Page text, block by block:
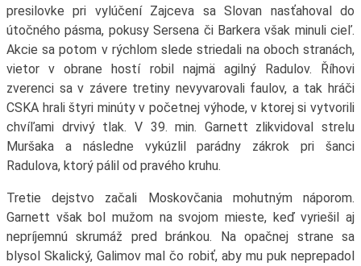
presilovke pri vylúčení Zajceva sa Slovan nasťahoval do
útočného pásma, pokusy Sersena či Barkera však minuli cieľ.
Akcie sa potom v rýchlom slede striedali na oboch stranách,
vietor v obrane hostí robil najmä agilný Radulov. Říhovi
zverenci sa v závere tretiny nevyvarovali faulov, a tak hráči
CSKA hrali štyri minúty v početnej výhode, v ktorej si vytvorili
chvíľami drvivý tlak. V 39. min. Garnett zlikvidoval strelu
Muršaka a následne vykúzlil parádny zákrok pri šanci
Radulova, ktorý pálil od pravého kruhu.
Tretie dejstvo začali Moskovčania mohutným náporom.
Garnett však bol mužom na svojom mieste, keď vyriešil aj
nepríjemnú skrumáž pred bránkou. Na opačnej strane sa
blysol Skalický, Galimov mal čo robiť, aby mu puk neprepadol